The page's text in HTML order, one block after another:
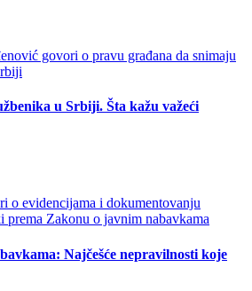
u Srbiji. Šta kažu važeći
Najčešće nepravilnosti koje